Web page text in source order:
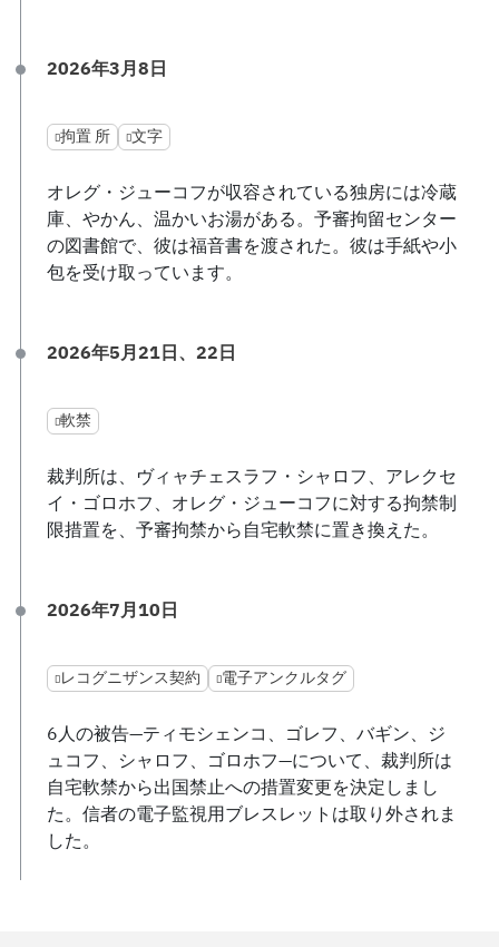
2026年3月8日
拘置 所 文字
オレグ・ジューコフが収容されている独房には冷蔵
庫、やかん、温かいお湯がある。予審拘留センター
の図書館で、彼は福音書を渡された。彼は手紙や小
包を受け取っています。
2026年5月21日、22日
軟禁
裁判所は、ヴィャチェスラフ・シャロフ、アレクセ
イ・ゴロホフ、オレグ・ジューコフに対する拘禁制
限措置を、予審拘禁から自宅軟禁に置き換えた。
2026年7月10日
レコグニザンス契約 電子アンクルタグ
6人の被告—ティモシェンコ、ゴレフ、バギン、ジ
ュコフ、シャロフ、ゴロホフ—について、裁判所は
自宅軟禁から出国禁止への措置変更を決定しまし
た。信者の電子監視用ブレスレットは取り外されま
した。